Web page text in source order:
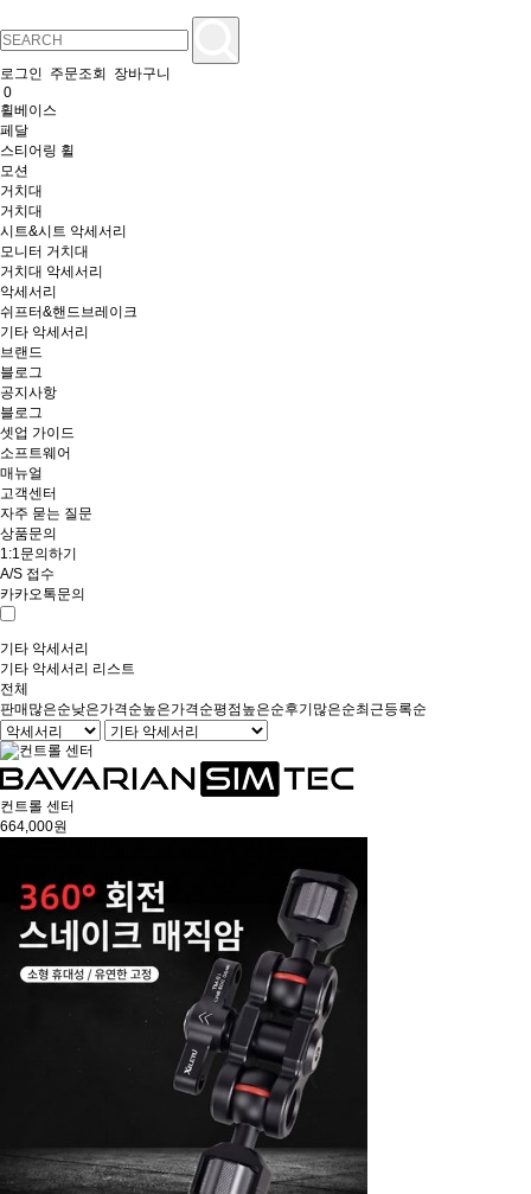
로그인 주문조회
장바구니
0
휠베이스
페달
스티어링 휠
모션
거치대
거치대
시트&시트 악세서리
모니터 거치대
거치대 악세서리
악세서리
쉬프터&핸드브레이크
기타 악세서리
브랜드
블로그
공지사항
블로그
셋업 가이드
소프트웨어
매뉴얼
고객센터
자주 묻는 질문
상품문의
1:1문의하기
A/S 접수
카카오톡문의
기타 악세서리
기타 악세서리 리스트
전체
판매많은순낮은가격순높은가격순평점높은순후기많은순최근등록순
컨트롤 센터
664,000원